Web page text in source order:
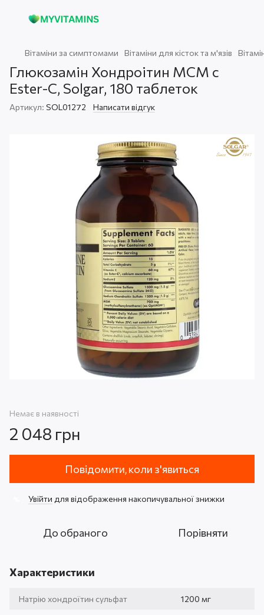
Вітаміни за симптомами Вітаміни для кісток та м'язів
Глюкозамін Хондроітин МСМ с
Ester-C, Solgar, 180 таблеток
Артикул: SOL01272 Написати відгук
Немає в наявності
2 048 грн
Повідомити, коли з'явиться
Увійти для відображення накопичувальної знижки
До обраного Порівняти
Характеристики
Натрію хондроїтин сульфат 1200 мг